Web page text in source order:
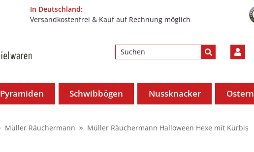
In Deutschland:
Versandkostenfrei & Kauf auf Rechnung möglich
Pyramiden Schwibbögen Nussknacker Ostern
Müller Räuchermann Müller Räuchermann Halloween Hexe mit Kürbis